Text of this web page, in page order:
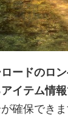
ードのロ
イテム情
確保できま